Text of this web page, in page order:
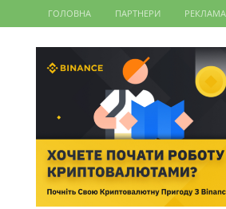
ГОЛОВНА ПАРТНЕРИ РЕКЛАМА